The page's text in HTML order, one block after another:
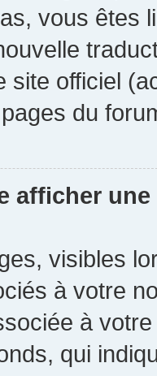
vous êtes
site officiel
du
afficher
visibles
à votre
à
qui